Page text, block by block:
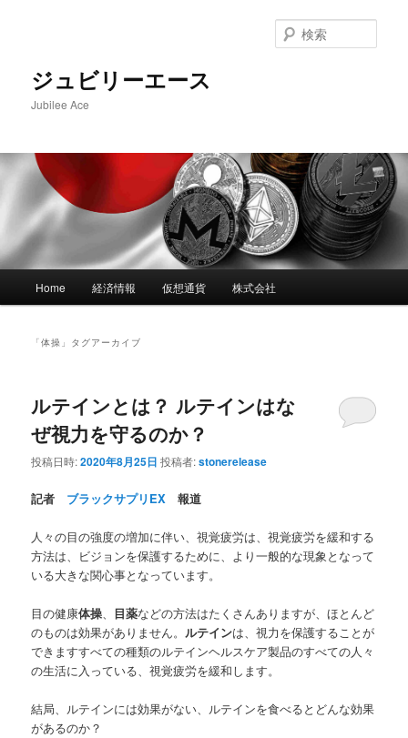
へ
移
ジュビリーエース
Jubilee Ace
索
Home 経済情報 仮想通貨 株式会社
「体操 」タグアーカイブ
ルテインとは？ ルテインはな
ぜ視力を守るのか？
投稿日時:2020年8月25日 投稿者:stonerelease
記者 ブラックサプリEX 報道
人々の目の強度の増加に伴い、視覚疲労は、視覚疲労を緩和する
方法は、ビジョンを保護するために、より一般的な現象となって
いる大きな関心事となっています。
目の健康体操、 目薬などの方法はたくさんありますが、ほとんど
のものは効果がありません。ルテインは、視力を保護することが
できますすべての種類のルテインヘルスケア製品のすべての人々
の生活に入っている、視覚疲労を緩和します。
結局、ルテインには効果がない、ルテインを食べるとどんな効果
があるのか？